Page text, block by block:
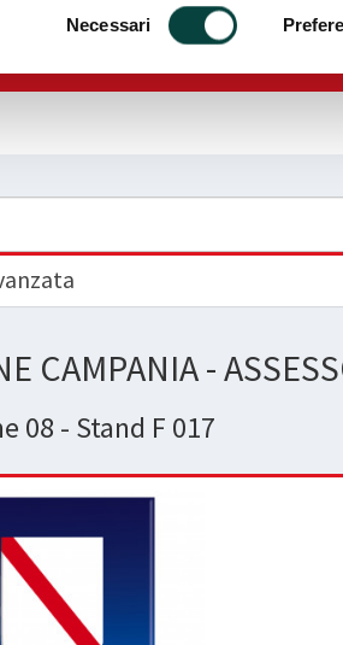
Necessari
CAMPANIA -
08 - Stand F 017